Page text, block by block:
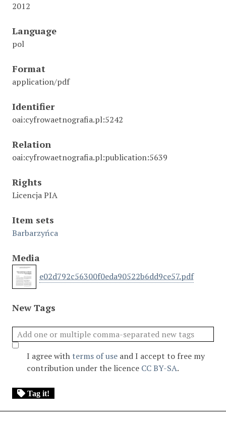
2012
Language
pol
Format
application/pdf
Identifier
oai:cyfrowaetnografia.pl:5242
Relation
oai:cyfrowaetnografia.pl:publication:5639
Rights
Licencja PIA
Item sets
Barbarzyńca
Media
e02d792c56300f0eda90522b6dd9ce57.pdf
New Tags
I agree with terms of use and I accept to free my
contribution under the licence CC BY-SA.
Tag it!